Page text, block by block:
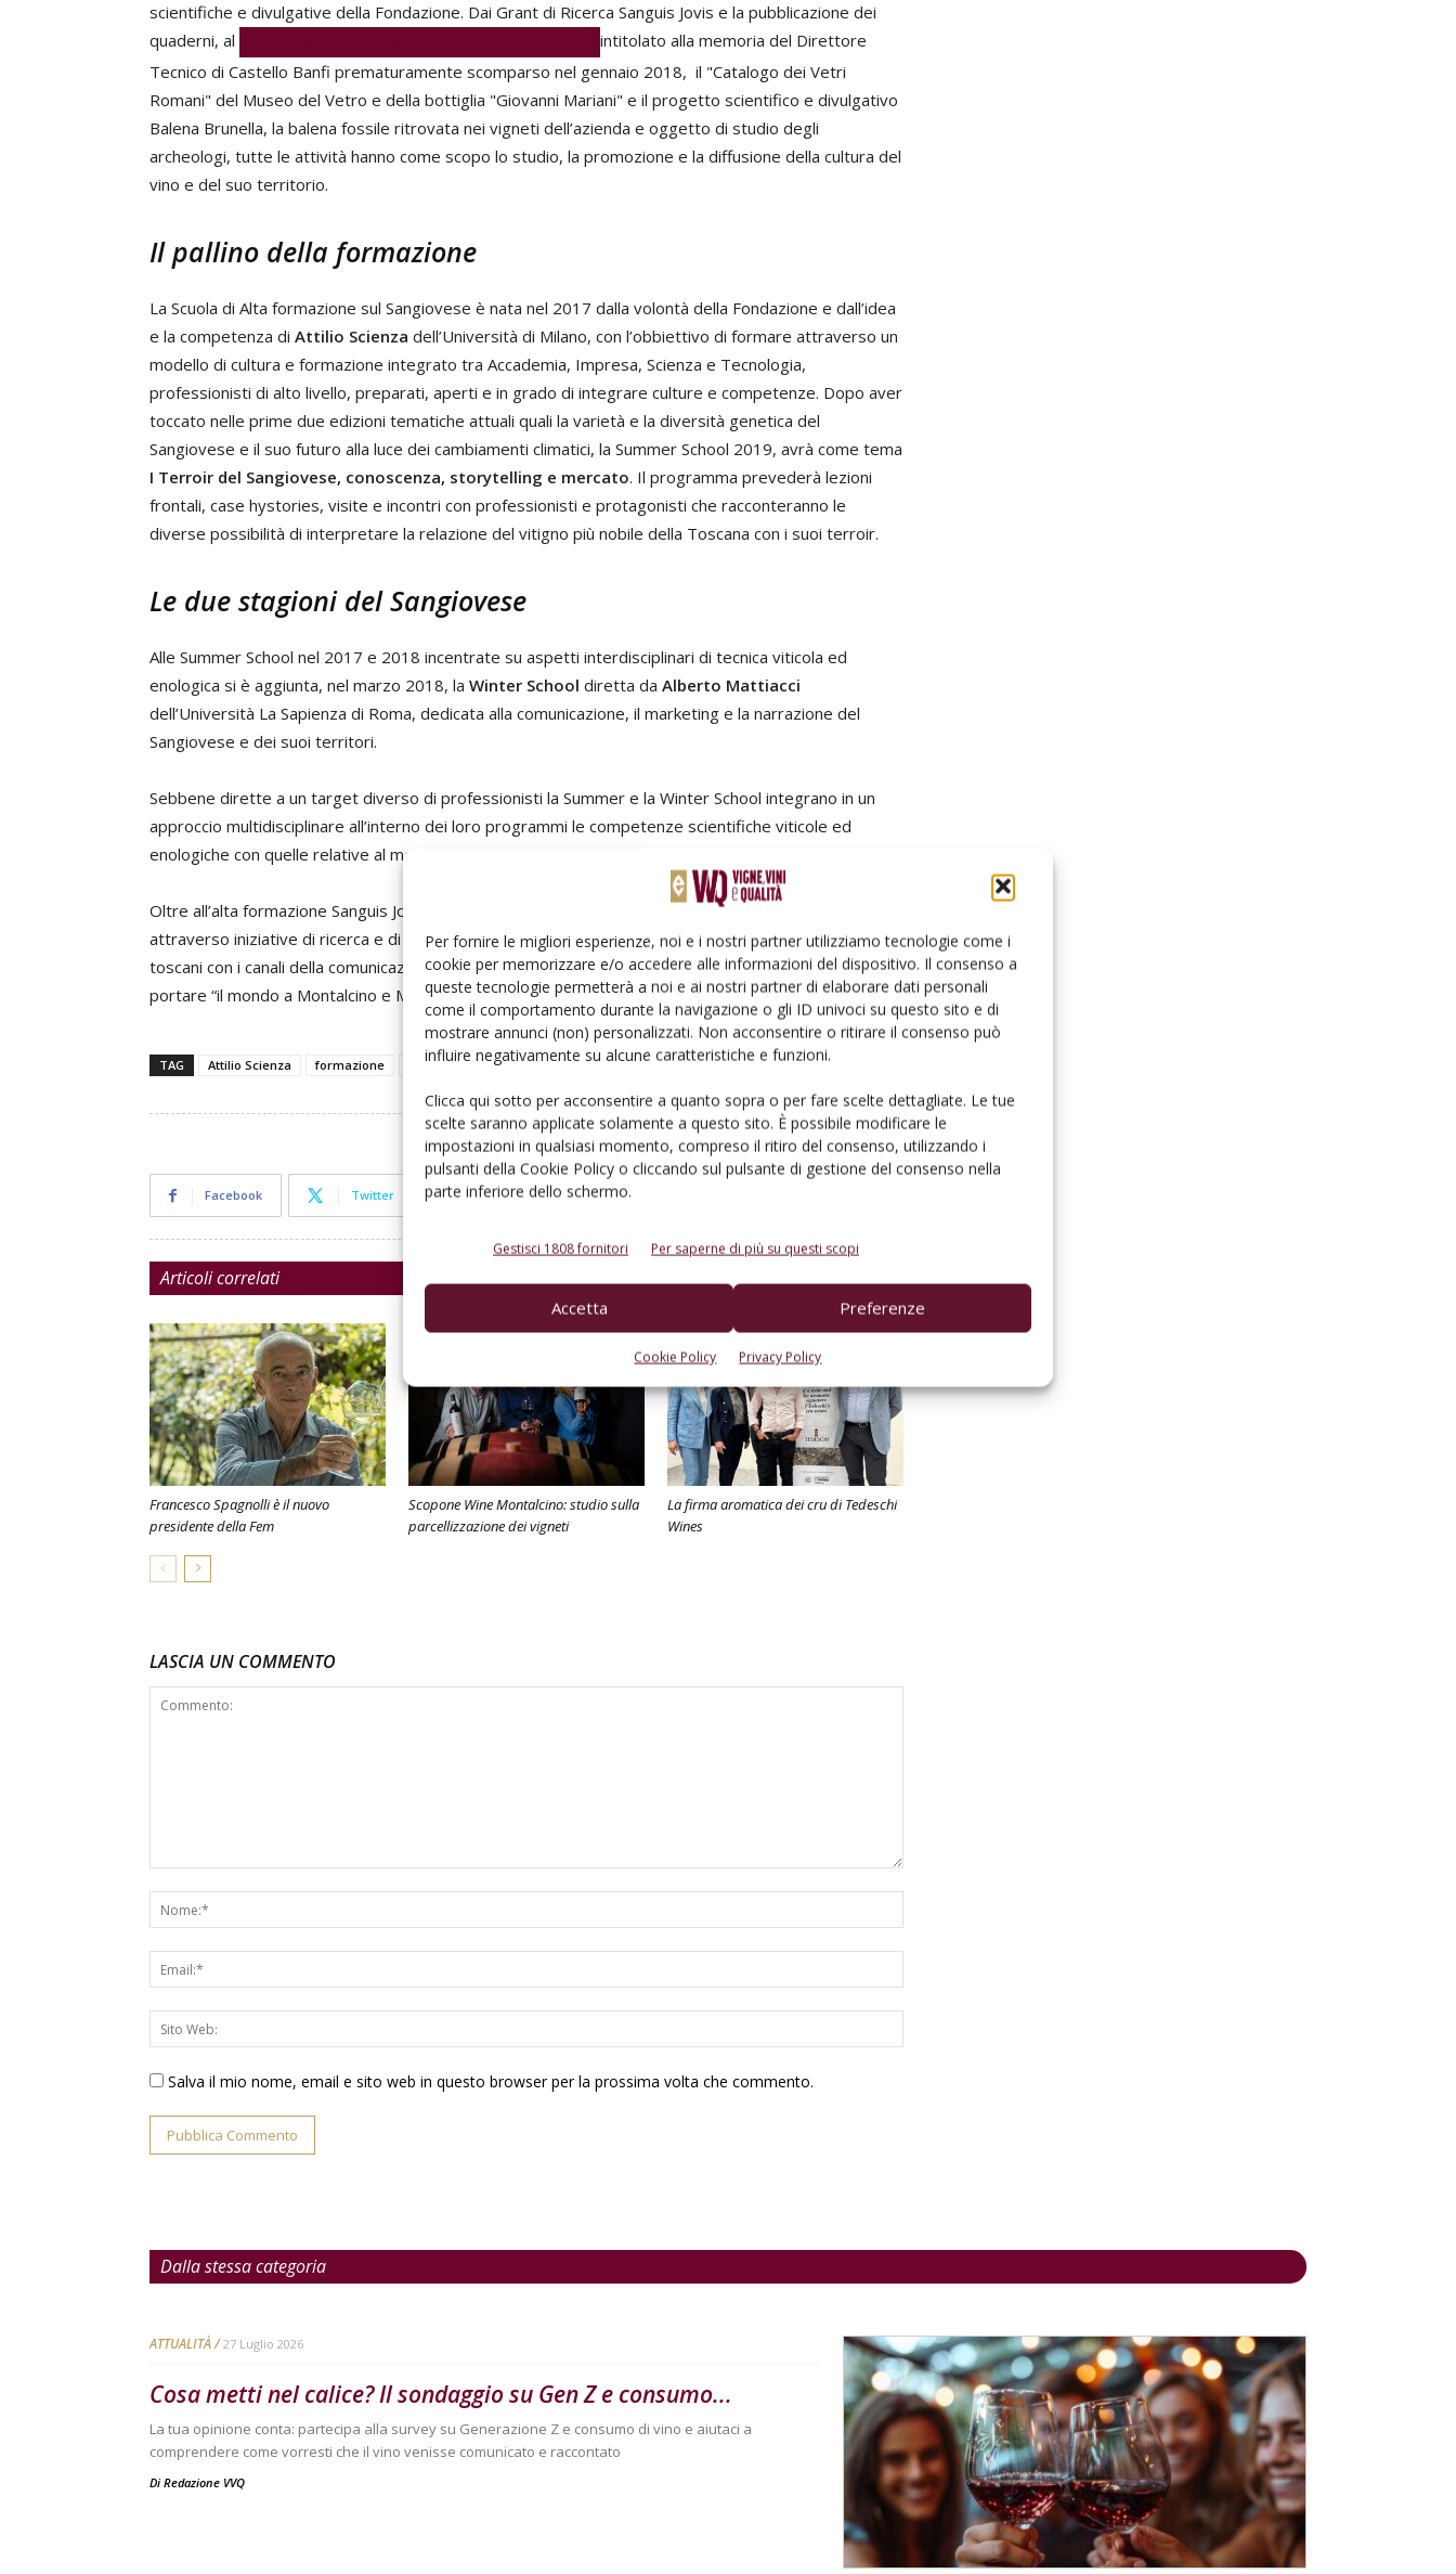
Per fornire le migliori esperienze, noi e i nostri partner utilizziamo tecnologie come i
cookie per memorizzare e/o accedere alle informazioni del dispositivo. Il consenso a
queste tecnologie permetterà a noi e ai nostri partner di elaborare dati personali
come il comportamento durante la navigazione o gli ID univoci su questo sito e di
mostrare annunci (non) personalizzati. Non acconsentire o ritirare il consenso può
influire negativamente su alcune caratteristiche e funzioni.
Clicca qui sotto per acconsentire a quanto sopra o per fare scelte dettagliate. Le tue
scelte saranno applicate solamente a questo sito. È possibile modificare le
impostazioni in qualsiasi momento, compreso il ritiro del consenso, utilizzando i
pulsanti della Cookie Policy o cliccando sul pulsante di gestione del consenso nella
parte inferiore dello schermo.
Gestisci 1808 fornitori Per saperne di più su questi scopi
Accetta Preferenze
Cookie Policy Privacy Policy
scientifiche e divulgative della Fondazione. Dai Grant di Ricerca Sanguis Jovis e la pubblicazione dei
quaderni, al
intitolato alla memoria del Direttore
Tecnico di Castello Banfi prematuramente scomparso nel gennaio 2018, il "Catalogo dei Vetri
Romani" del Museo del Vetro e della bottiglia "Giovanni Mariani" e il progetto scientifico e divulgativo
Balena Brunella, la balena fossile ritrovata nei vigneti dell’azienda e oggetto di studio degli
archeologi, tutte le attività hanno come scopo lo studio, la promozione e la diffusione della cultura del
vino e del suo territorio.
Il pallino della formazione
La Scuola di Alta formazione sul Sangiovese è nata nel 2017 dalla volontà della Fondazione e dall’idea
e la competenza di Attilio Scienza dell’Università di Milano, con l’obbiettivo di formare attraverso un
modello di cultura e formazione integrato tra Accademia, Impresa, Scienza e Tecnologia,
professionisti di alto livello, preparati, aperti e in grado di integrare culture e competenze. Dopo aver
toccato nelle prime due edizioni tematiche attuali quali la varietà e la diversità genetica del
Sangiovese e il suo futuro alla luce dei cambiamenti climatici, la Summer School 2019, avrà come tema
I Terroir del Sangiovese, conoscenza, storytelling e mercato. Il programma prevederà lezioni
frontali, case hystories, visite e incontri con professionisti e protagonisti che racconteranno le
diverse possibilità di interpretare la relazione del vitigno più nobile della Toscana con i suoi terroir.
Le due stagioni del Sangiovese
Alle Summer School nel 2017 e 2018 incentrate su aspetti interdisciplinari di tecnica viticola ed
enologica si è aggiunta, nel marzo 2018, la Winter School diretta da Alberto Mattiacci
dell’Università La Sapienza di Roma, dedicata alla comunicazione, il marketing e la narrazione del
Sangiovese e dei suoi territori.
Sebbene dirette a un target diverso di professionisti la Summer e la Winter School integrano in un
approccio multidisciplinare all’interno dei loro programmi le competenze scientifiche viticole ed
enologiche con quelle relative al mercato e alla comunicazione.
Oltre all’alta formazione Sanguis Jovis si propone di diffondere la cultura del Sangiovese nel mondo
attraverso iniziative di ricerca e di comunicare la conoscenza prodotta nei territori di produzione
toscani con i canali della comunicazione scientifica e con quelli della divulgazione generalista, per
portare “il mondo a Montalcino e Montalcino nel mondo”.
TAG Attilio Scienza formazione Sangiovese sanguis jovis terroir
Facebook Twitter Linkedin Pinterest
Articoli correlati
Francesco Spagnolli è il nuovo
presidente della Fem
Scopone Wine Montalcino: studio sulla
parcellizzazione dei vigneti
La firma aromatica dei cru di Tedeschi
Wines
LASCIA UN COMMENTO
Salva il mio nome, email e sito web in questo browser per la prossima volta che commento.
Dalla stessa categoria
ATTUALITÀ 27 Luglio 2026
Cosa metti nel calice? Il sondaggio su Gen Z e consumo...
La tua opinione conta: partecipa alla survey su Generazione Z e consumo di vino e aiutaci a
comprendere come vorresti che il vino venisse comunicato e raccontato
Di Redazione VVQ